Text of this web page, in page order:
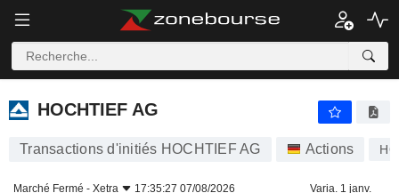
HOCHTIEF AG
HOCHTIEF AG
Transactions d'initiés HOCHTIEF AG Actions
Marché Fermé - Xetra 17:35:27 07/08/2026 Varia. 1 janv.